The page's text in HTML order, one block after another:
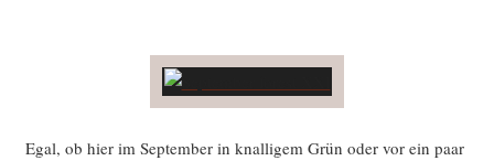
Egal, ob hier im Sep­tem­ber in knal­li­gem Grün oder vor ein paar